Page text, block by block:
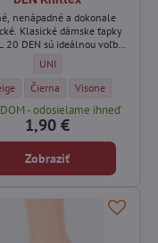
Marilyn - Veľkosť:
- Farba:
Marilyn - Farba:
nenápadné a dokonale
Klasické dámske ťapky
20 DEN sú ideálnou voľbou
topánok, keď chcete
a zároveň si dopriať
maximálne pohodlie. ✨
Klasické ťapky ELASTIL
UNI
ťapky ELASTIL 20 DEN
Klasické ťapky ELASTIL 20
Čierna Klasické ťapky
Visone
- odosielame ihneď
1,90 €
Zobraziť